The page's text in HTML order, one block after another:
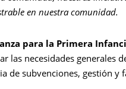
en nuestra comunidad.
para la Primera
las necesidades generales
de subvenciones, gestión y